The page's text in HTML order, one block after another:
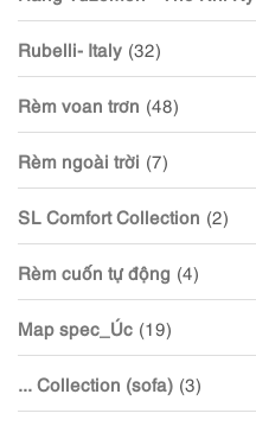
Rubelli- Italy (32)
Rèm voan trơn (48)
Rèm ngoài trời (7)
SL Comfort Collection (2)
Rèm cuốn tự động (4)
Map spec_Úc (19)
... Collection (sofa) (3)